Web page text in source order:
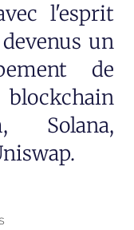
l'esprit
un
de
Solana,